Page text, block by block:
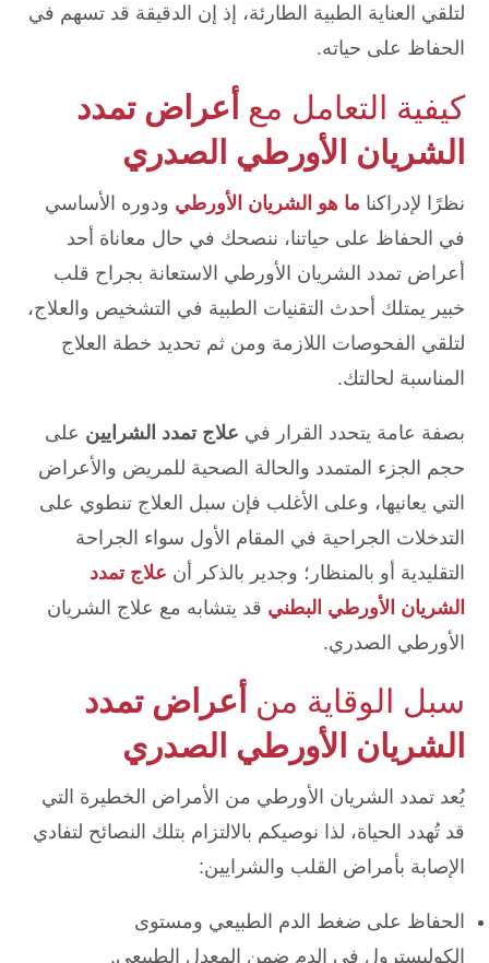
لتلقي العناية الطبية الطارئة، إذ إن الدقيقة قد تسهم في
الحفاظ على حياته.
كيفية التعامل مع
أعراض تمدد
الشريان الأورطي الصدري
نظرًا لإدراكنا ما هو الشريان الأورطي ودوره الأساسي
في الحفاظ على حياتنا، ننصحك في حال معاناة أحد
أعراض تمدد الشريان الأورطي الاستعانة بجراح قلب
خبير يمتلك أحدث التقنيات الطبية في التشخيص والعلاج،
لتلقي الفحوصات اللازمة ومن ثم تحديد خطة العلاج
المناسبة لحالتك.
بصفة عامة يتحدد القرار في علاج تمدد الشرايين على
حجم الجزء المتمدد والحالة الصحية للمريض والأعراض
التي يعانيها، وعلى الأغلب فإن سبل العلاج تنطوي على
التدخلات الجراحية في المقام الأول سواء الجراحة
التقليدية أو بالمنظار؛ وجدير بالذكر أن علاج تمدد
الشريان الأورطي البطني قد يتشابه مع علاج الشريان
الأورطي الصدري.
سبل الوقاية من أعراض تمدد
الشريان الأورطي الصدري
يُعد تمدد الشريان الأورطي من الأمراض الخطيرة التي
قد تُهدد الحياة، لذا نوصيكم بالالتزام بتلك النصائح لتفادي
الإصابة بأمراض القلب والشرايين:
الحفاظ على ضغط الدم الطبيعي ومستوى
الكوليسترول في الدم ضمن المعدل الطبيعي.